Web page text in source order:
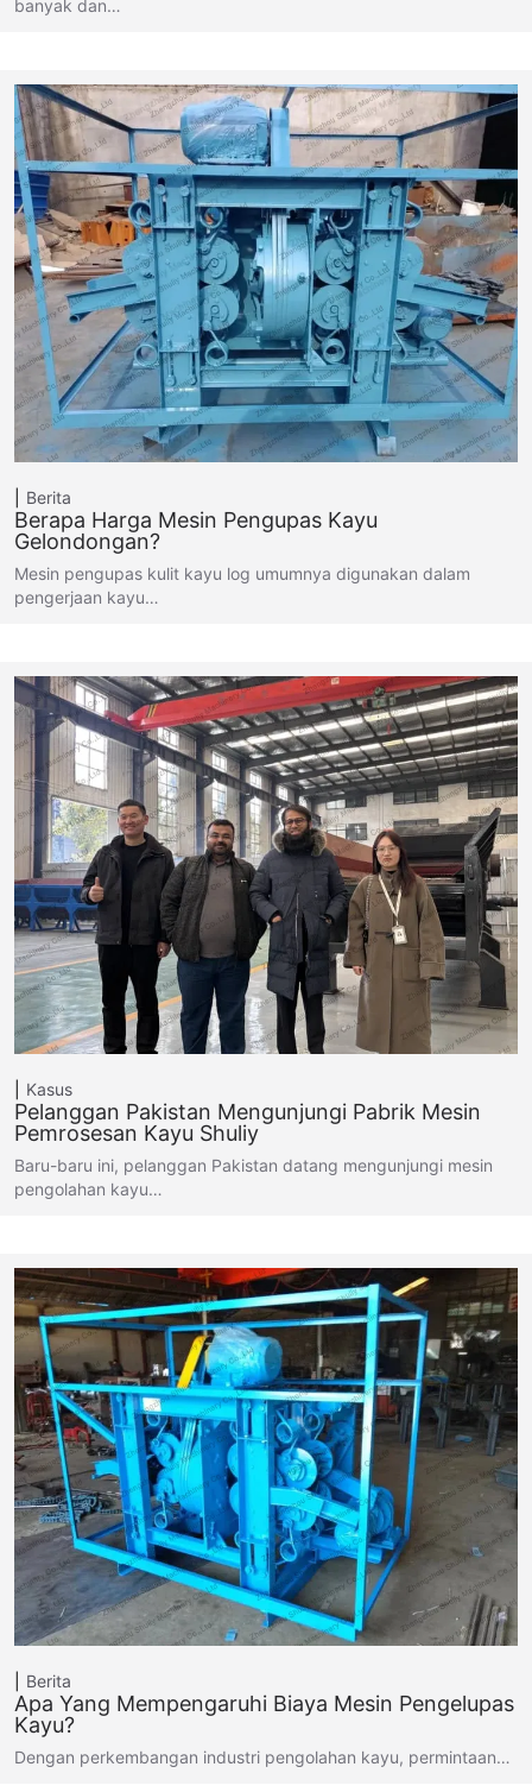
banyak dan…
Berita
Berapa Harga Mesin Pengupas Kayu
Gelondongan?
Mesin pengupas kulit kayu log umumnya digunakan dalam
pengerjaan kayu…
Kasus
Pelanggan Pakistan Mengunjungi Pabrik Mesin
Pemrosesan Kayu Shuliy
Baru-baru ini, pelanggan Pakistan datang mengunjungi mesin
pengolahan kayu…
Berita
Apa Yang Mempengaruhi Biaya Mesin Pengelupas
Kayu?
Dengan perkembangan industri pengolahan kayu, permintaan…